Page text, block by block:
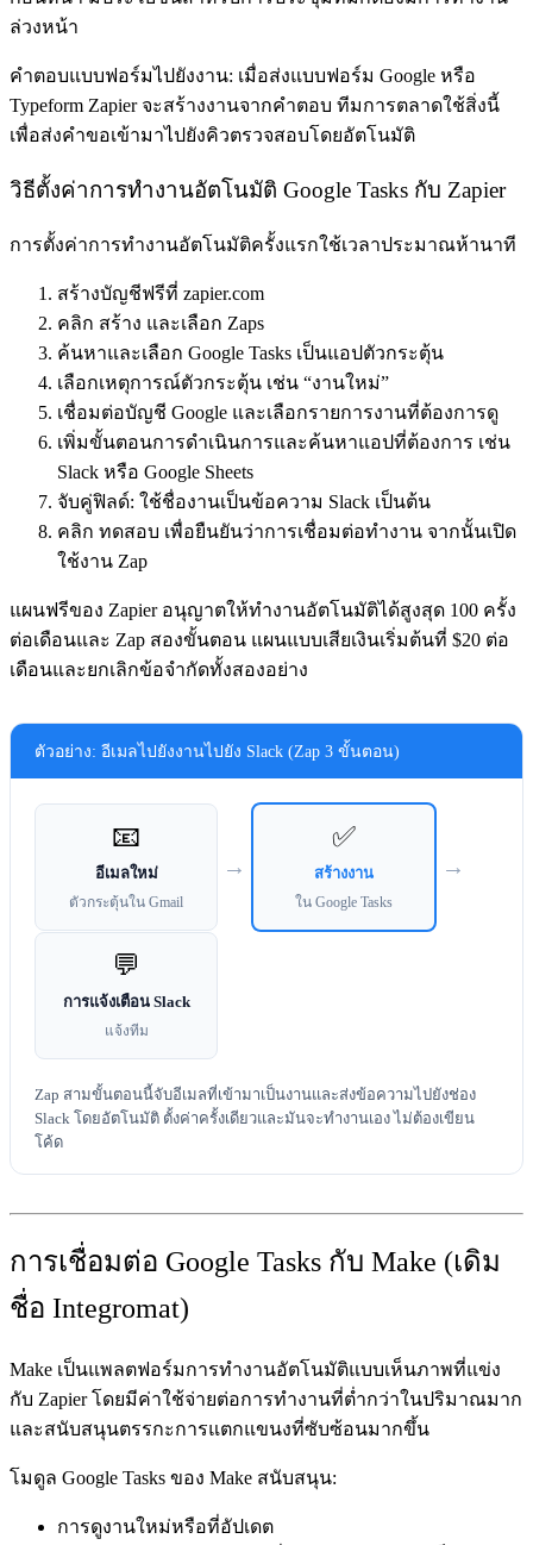
ล่วงหน้า
คำตอบแบบฟอร์มไปยังงาน: เมื่อส่งแบบฟอร์ม Google หรือ
Typeform Zapier จะสร้างงานจากคำตอบ ทีมการตลาดใช้สิ่งนี้
เพื่อส่งคำขอเข้ามาไปยังคิวตรวจสอบโดยอัตโนมัติ
วิธีตั้งค่าการทำงานอัตโนมัติ Google Tasks กับ Zapier
การตั้งค่าการทำงานอัตโนมัติครั้งแรกใช้เวลาประมาณห้านาที
สร้างบัญชีฟรีที่ zapier.com
คลิก สร้าง และเลือก Zaps
ค้นหาและเลือก Google Tasks เป็นแอปตัวกระตุ้น
เลือกเหตุการณ์ตัวกระตุ้น เช่น “งานใหม่”
เชื่อมต่อบัญชี Google และเลือกรายการงานที่ต้องการดู
เพิ่มขั้นตอนการดำเนินการและค้นหาแอปที่ต้องการ เช่น
Slack หรือ Google Sheets
จับคู่ฟิลด์: ใช้ชื่องานเป็นข้อความ Slack เป็นต้น
คลิก ทดสอบ เพื่อยืนยันว่าการเชื่อมต่อทำงาน จากนั้นเปิด
ใช้งาน Zap
แผนฟรีของ Zapier อนุญาตให้ทำงานอัตโนมัติได้สูงสุด 100 ครั้ง
ต่อเดือนและ Zap สองขั้นตอน แผนแบบเสียเงินเริ่มต้นที่ $20 ต่อ
เดือนและยกเลิกข้อจำกัดทั้งสองอย่าง
ตัวอย่าง: อีเมลไปยังงานไปยัง Slack (Zap 3 ขั้นตอน)
📧
อีเมลใหม่
ตัวกระตุ้นใน Gmail
→
✅
สร้างงาน
ใน Google Tasks
→
💬
การแจ้งเตือน Slack
แจ้งทีม
Zap สามขั้นตอนนี้จับอีเมลที่เข้ามาเป็นงานและส่งข้อความไปยังช่อง
Slack โดยอัตโนมัติ ตั้งค่าครั้งเดียวและมันจะทำงานเอง ไม่ต้องเขียน
โค้ด
การเชื่อมต่อ Google Tasks กับ Make (เดิม
ชื่อ Integromat)
Make เป็นแพลตฟอร์มการทำงานอัตโนมัติแบบเห็นภาพที่แข่ง
กับ Zapier โดยมีค่าใช้จ่ายต่อการทำงานที่ต่ำกว่าในปริมาณมาก
และสนับสนุนตรรกะการแตกแขนงที่ซับซ้อนมากขึ้น
โมดูล Google Tasks ของ Make สนับสนุน:
การดูงานใหม่หรือที่อัปเดต